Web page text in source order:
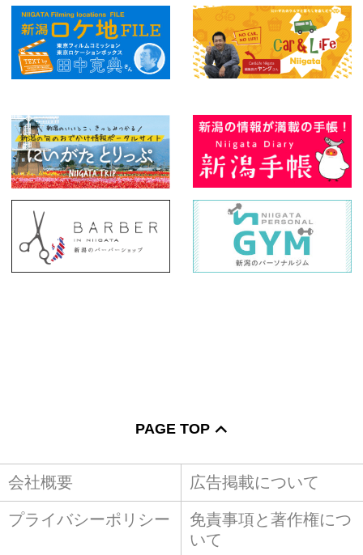
PAGE TOP
会社概要 広告掲載について
プライバシーポリシー
免責事項と著作権につ
いて